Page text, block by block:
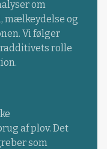
om
mælkeydelse og
Vi følger
rolle
af plov. Det
som